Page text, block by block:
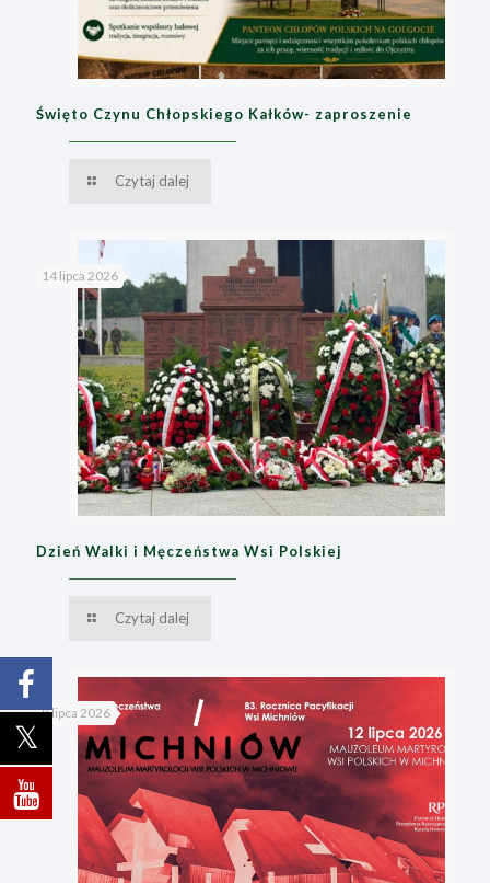
Święto Czynu Chłopskiego Kałków- zaproszenie
Czytaj dalej
14 lipca 2026
Dzień Walki i Męczeństwa Wsi Polskiej
Czytaj dalej
8 lipca 2026